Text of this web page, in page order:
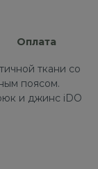
Оплата
ткани со
поясом.
и джинс iDO